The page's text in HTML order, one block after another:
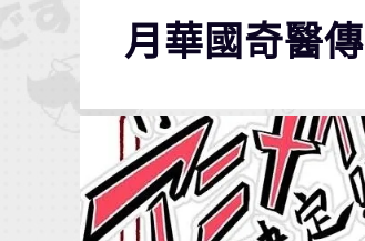
月華國奇醫傳